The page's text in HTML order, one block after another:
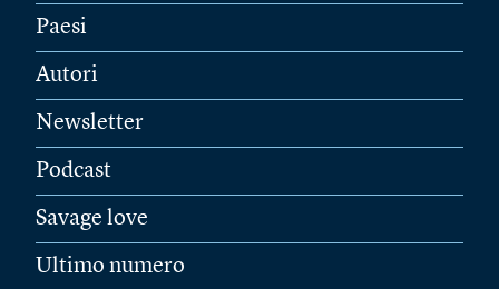
Paesi
Autori
Newsletter
Podcast
Savage love
Ultimo numero